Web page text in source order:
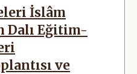
İslâm
Dalı Eğitim-
ve